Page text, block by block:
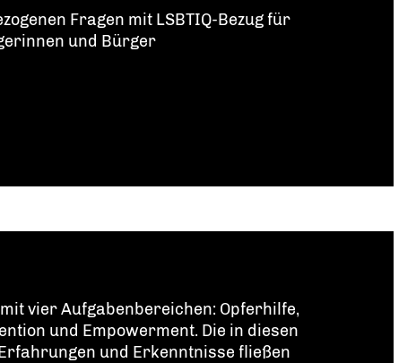
Fragen mit LSBTIQ-Bezug für
und Bürger
vier Aufgabenbereichen: Opferhilfe,
und Empowerment. Die in diesen
und Erkenntnisse fließen